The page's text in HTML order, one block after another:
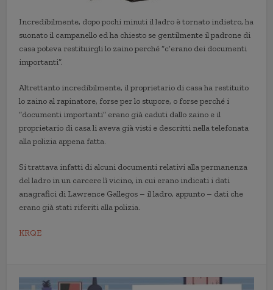
Incredibilmente, dopo pochi minuti il ladro è tornato indietro, ha
suonato il campanello ed ha chiesto se gentilmente il padrone di
casa poteva restituirgli lo zaino perché “c’erano dei documenti
importanti”.
Altrettanto incredibilmente, il proprietario di casa ha restituito
lo zaino al rapinatore, forse per lo stupore, o forse perché i
“documenti importanti” erano già caduti dallo zaino e il
proprietario di casa li aveva già visti e descritti nella telefonata
alla polizia appena fatta.
Si trattava infatti di alcuni documenti relativi alla permanenza
del ladro in un carcere lì vicino, in cui erano indicati i dati
anagrafici di Lawrence Gallegos – il ladro, appunto – dati che
erano già stati riferiti alla polizia.
KRQE